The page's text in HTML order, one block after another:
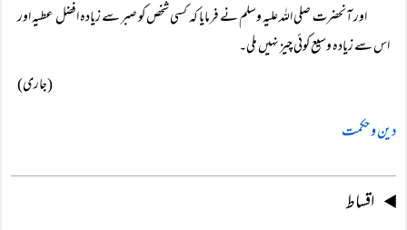
اور آنحضرت صلی اللہ علیہ وسلم نے فرمایا کہ کسی شخص کو صبر سے زیادہ افضل عطیہ اور
اس سے زیادہ وسیع کوئی چیز نہیں ملی۔
(جاری)
دین و حکمت
اقساط